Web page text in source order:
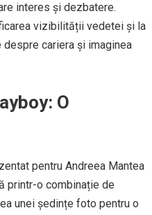
interes și dezbatere.
vizibilității vedetei și la
cariera și imaginea
O
pentru Andreea Mantea
printr-o combinație de
unei ședințe foto pentru o